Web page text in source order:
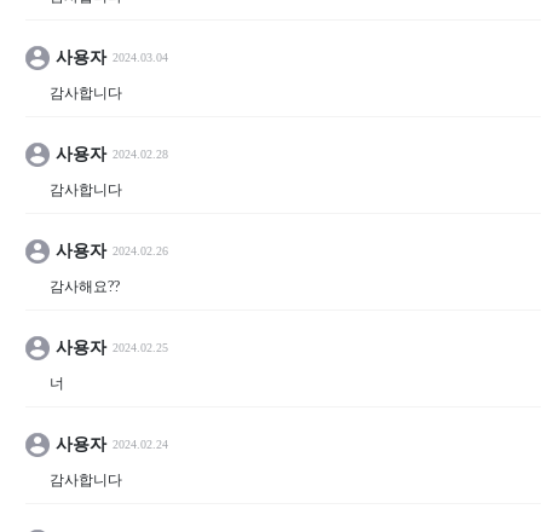
사용자 2024.03.04
감사합니다
사용자 2024.02.28
감사합니다
사용자 2024.02.26
감사해요??
사용자 2024.02.25
너
사용자 2024.02.24
감사합니다